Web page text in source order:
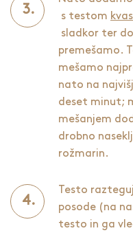
s testom
sladkor ter
premešamo.
mešamo
nato na
deset minut;
mešanjem
drobno
rožmarin.
Testo
posode (na
testo in ga